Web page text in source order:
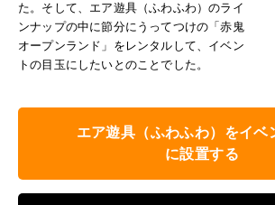
た。そして、エア遊具（ふわふわ）のライ
ンナップの中に節分にうってつけの「赤鬼
オープンランド」をレンタルして、イベン
トの目玉にしたいとのことでした。
エア遊具（ふわふわ）をイベ
に設置する